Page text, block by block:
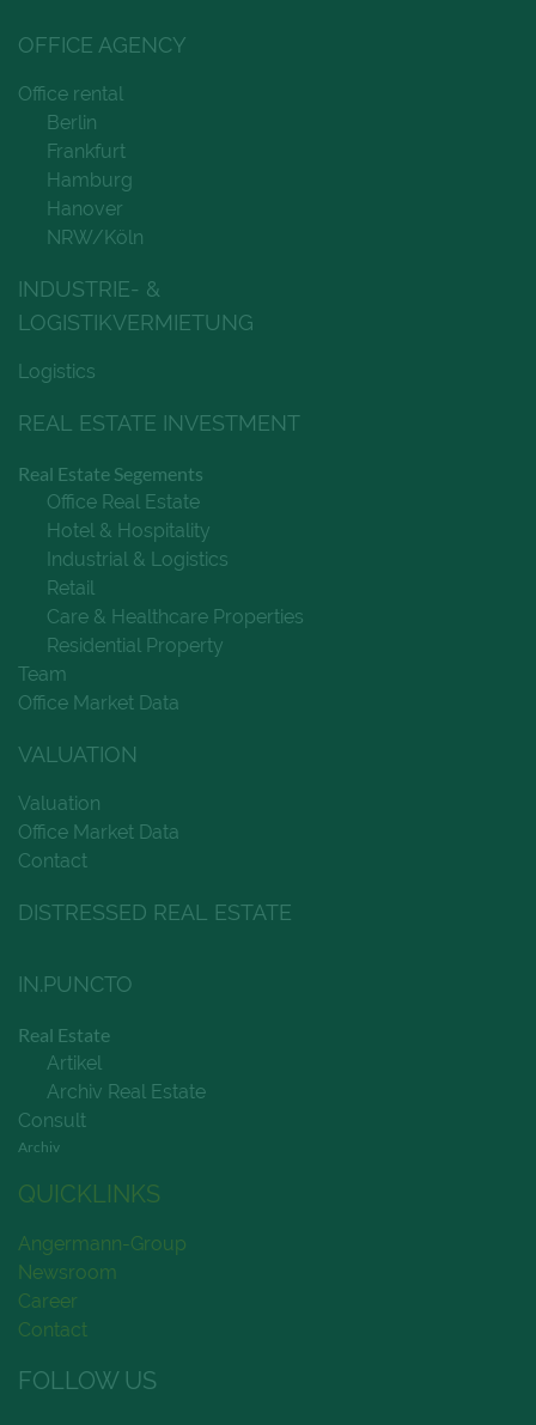
OFFICE AGENCY
Office rental
Berlin
Frankfurt
Hamburg
Hanover
NRW/Köln
INDUSTRIE- &
LOGISTIKVERMIETUNG
Logistics
REAL ESTATE INVESTMENT
Real Estate Segements
Office Real Estate
Hotel & Hospitality
Industrial & Logistics
Retail
Care & Healthcare Properties
Residential Property
Team
Office Market Data
VALUATION
Valuation
Office Market Data
Contact
DISTRESSED REAL ESTATE
IN.PUNCTO
Real Estate
Artikel
Archiv Real Estate
Consult
Archiv
QUICKLINKS
Angermann-Group
Newsroom
Career
Contact
FOLLOW US